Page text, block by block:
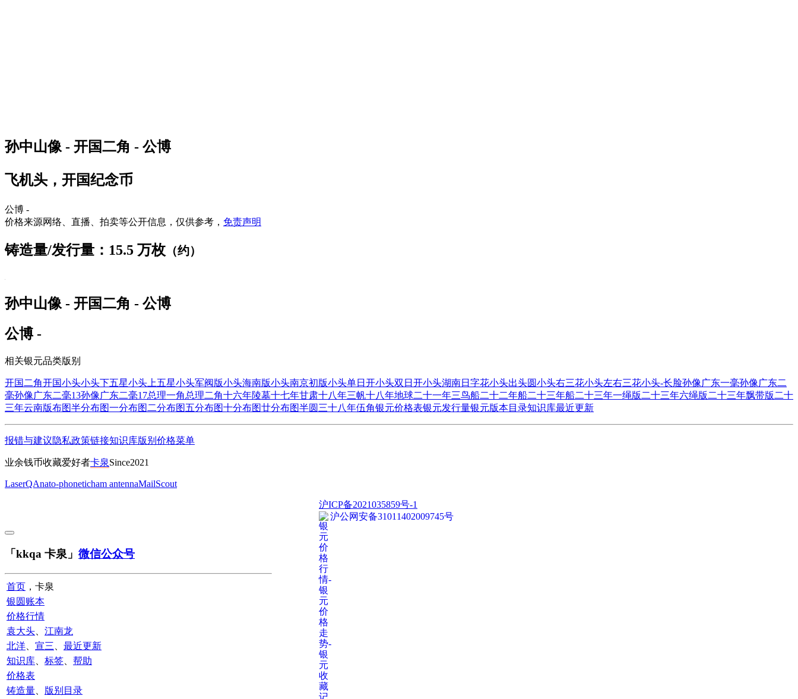
孙中山像 - 开国二角 - 公博
飞机头，开国纪念币
公博 -
价格来源网络、直播、拍卖等公开信息，仅供参考， 免责声明
铸造量/发行量：15.5 万枚 （约）
孙中山像 - 开国二角 - 公博
公博 -
相关银元品类版别
开国二角开国小头小头下五星小头上五星小头军阀版小头海南版小头南京初版小头单日开小头双日开小头湖南日字花小头出头圆小头右三花小头左右三花小头-长脸孙像广东一毫孙像广东二
毫孙像广东二毫13孙像广东二毫17总理一角总理二角十六年陵墓十七年甘肃十八年三帆十八年地球二十一年三鸟船二十二年船二十三年船二十三年一绳版 二十三年六绳版 二十三年飘带版 二十
三年云南版布图半分布图一分布图二分布图五分布图十分布图廿分布图半圆 三十八年伍角银元价格表银元发行量银元版本目录知识库最近更新
报错与建议隐私政策链接知识库版别 价格菜单
业余钱币收藏爱好者卡泉Since2021
LaserQAnato-phoneticham antennaMailScout
沪ICP备2021035859号-1
沪公网安备31011402009745号
「kkqa 卡泉」 微信公众号
首页 ，卡泉
银圆账本
价格行情
袁大头
江南龙
北洋
宣三
最近更新
知识库
标签
帮助
价格表
铸造量
版别目录